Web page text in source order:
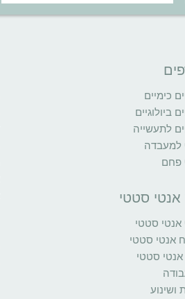
כימיים
ביולוגיים
לתעשייה
למעבדה
פחם
אנטי סטטי
אנטי סטטי
אנטי סטטי
אנטי סטטי
ושינוע